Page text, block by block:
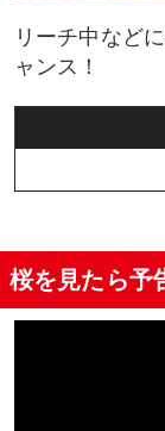
リーチ中など
ャンス！
桜を見たら予